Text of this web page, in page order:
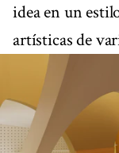
idea en un
artísticas de